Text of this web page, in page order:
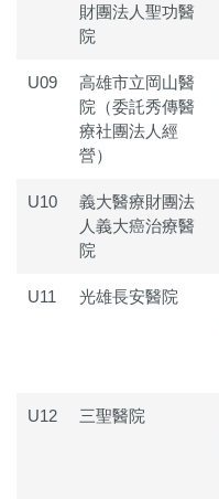
財團法人聖功醫
院
U09
高雄市立岡山醫
院（委託秀傳醫
療社團法人經
營）
U10
義大醫療財團法
人義大癌治療醫
院
U11 光雄長安醫院
U12 三聖醫院